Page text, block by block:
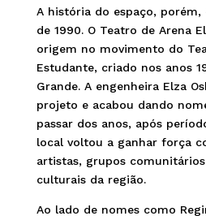
A história do espaço, porém,
de 1990. O Teatro de Arena
origem no movimento do
Estudante, criado nos anos
Grande. A engenheira Elza
projeto e acabou dando
passar dos anos, após
local voltou a ganhar força
artistas, grupos
culturais da região.
Ao lado de nomes como